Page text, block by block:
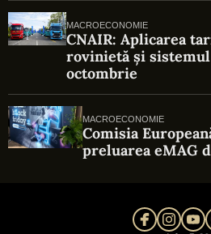
MACROECONOMIE
CNAIR: Aplicarea
rovinietă și sistemul
octombrie
MACROECONOMIE
Comisia
preluarea eMAG